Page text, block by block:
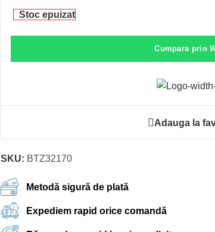
Stoc epuizat
Cumpara prin
Adauga la
SKU: BTZ32170
Metodă sigură de plată
Expediem rapid orice comandă